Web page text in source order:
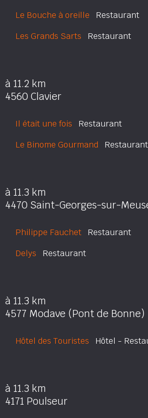
Le Bouche à oreille Restaurant
Les Grands Sarts Restaurant
à 11.2 km
4560 Clavier
Il était une fois Restaurant
Le Binome Gourmand Restaurant
à 11.3 km
4470 Saint-Georges-sur-
Philippe Fauchet Restaurant
Delys Restaurant
à 11.3 km
4577 Modave (Pont de Bonne)
Hôtel des Touristes Hôtel -
à 11.3 km
4171 Poulseur